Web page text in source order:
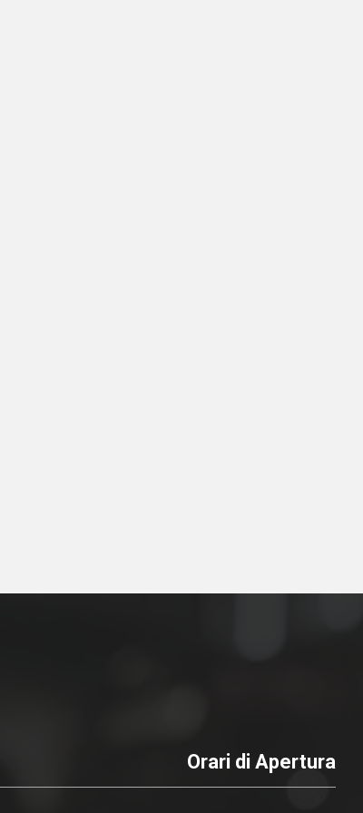
Orari di Apertura